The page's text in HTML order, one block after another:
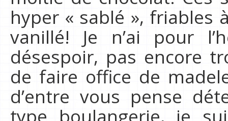
hyper « sablé », friables
vanillé! Je n’ai pour
désespoir, pas encore
de faire office de
d’entre vous pense
type boulangerie, je